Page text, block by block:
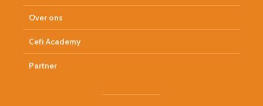
Over ons
Cefi Academy
Partner